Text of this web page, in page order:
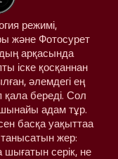
режимі,
және Фотосурет
арқасында
іске қосқаннан
әлемдегі ең
береді. Сол
адам тұр.
басқа уақыттаа
жер:
шығатын серік, не